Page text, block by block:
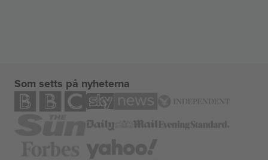
Som setts på nyheterna